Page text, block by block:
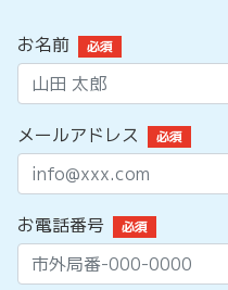
お名前 必須
メールアドレス 必須
お電話番号 必須